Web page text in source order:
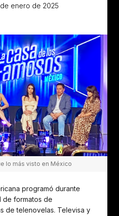
enero de 2025
lo más visto en México
programó durante
de formatos de
de telenovelas. Televisa y